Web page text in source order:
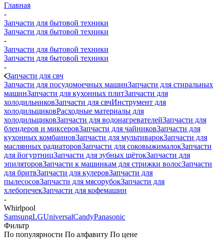
Главная
-
Запчасти для бытовой техники
Запчасти для бытовой техники
-
Запчасти для бытовой техники
Запчасти для бытовой техники
-
Запчасти для свч
Запчасти для посудомоечных машинЗапчасти для стиральных
машинЗапчасти для кухонных плитЗапчасти для
холодильниковЗапчасти для свчИнструмент для
холодильщиковРасходные материалы для
холодильщиковЗапчасти для водонагревателейЗапчасти для
блендеров и миксеровЗапчасти для чайниковЗапчасти для
кухонных комбаиновЗапчасти для мультиварокЗапчасти для
маслянных радиаторовЗапчасти для соковыжималокЗапчасти
для йогуртницЗапчасти для зубных щётокЗапчасти для
эпиляторовЗапчасти к машинкам для стрижки волосЗапчасти
для бритвЗапчасти для кулеровЗапчасти для
пылесосовЗапчасти для мясорубокЗапчасти для
хлебопечекЗапчасти для кофемашин
-
Whirlpool
SamsungLGUniversalCandyPanasonic
Фильтр
По популярности По алфавиту По цене